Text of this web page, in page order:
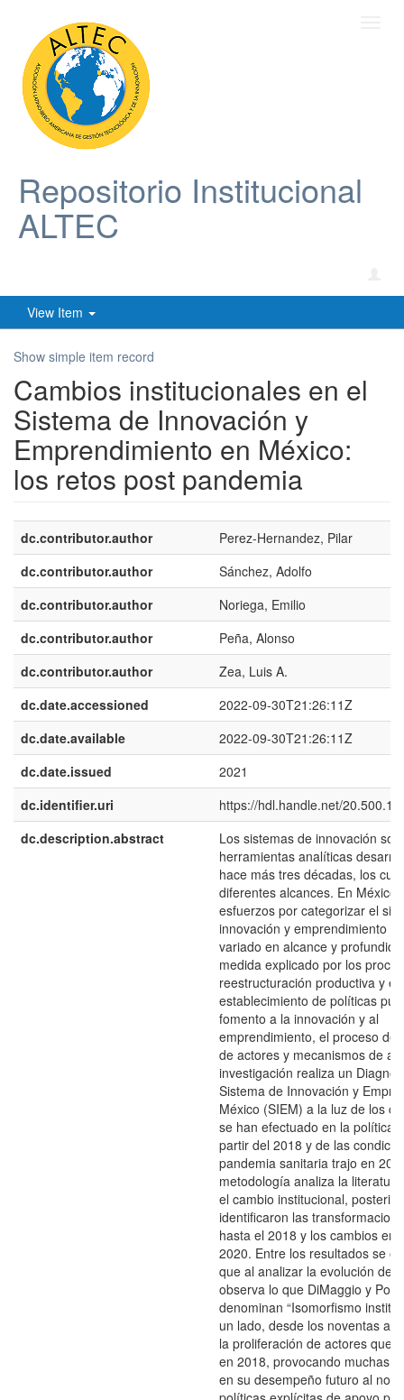
Repositorio Institucional
ALTEC
View Item
Show simple item record
Cambios institucionales en el
Sistema de Innovación y
Emprendimiento en México:
los retos post pandemia
dc.contributor.author
Perez-Hernandez, Pilar
dc.contributor.author
Sánchez, Adolfo
dc.contributor.author
Noriega, Emilio
dc.contributor.author
Peña, Alonso
dc.contributor.author
Zea, Luis A.
dc.date.accessioned
2022-09-30T21:26:11Z
dc.date.available
2022-09-30T21:26:11Z
dc.date.issued
2021
dc.identifier.uri
https://hdl.handle.net/
dc.description.abstract
Los sistemas de innovación son
herramientas analíticas
hace más tres décadas, los
diferentes alcances. En México,
esfuerzos por categorizar el
innovación y emprendimiento
variado en alcance y
medida explicado por los
reestructuración productiva y
establecimiento de políticas
fomento a la innovación y al
emprendimiento, el proceso de
de actores y mecanismos de
investigación realiza un
Sistema de Innovación y
México (SIEM) a la luz de los
se han efectuado en la política
partir del 2018 y de las
pandemia sanitaria trajo en
metodología analiza la
el cambio institucional,
identificaron las
hasta el 2018 y los cambios en
2020. Entre los resultados se
que al analizar la evolución del
observa lo que DiMaggio y
denominan “Isomorfismo
un lado, desde los noventas al
la proliferación de actores que
en 2018, provocando muchas
en su desempeño futuro al no